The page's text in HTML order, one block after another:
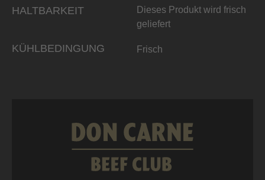
HALTBARKEIT
Dieses Produkt wird frisch
geliefert
KÜHLBEDINGUNG Frisch